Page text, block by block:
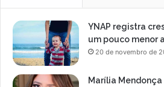
YNAP registra
um pouco menor
20 de novembro de
Marília